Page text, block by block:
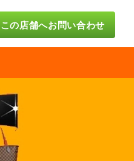
この店舗へお問い合わせ